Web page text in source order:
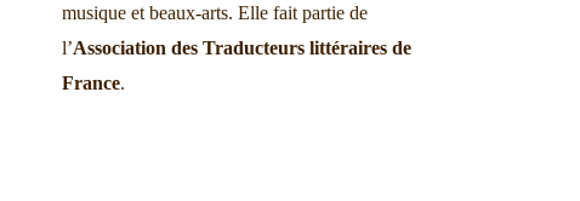
musique et beaux-arts. Elle fait partie de
l’Association des Traducteurs littéraires de
France.